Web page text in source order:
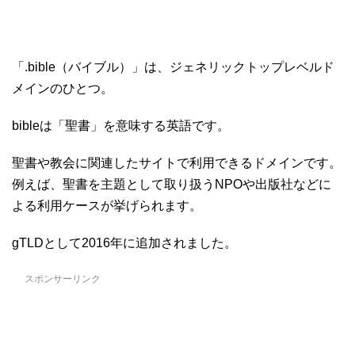
「.bible（バイブル）」は、ジェネリックトップレベルド
メインのひとつ。
bibleは「聖書」を意味する英語です。
聖書や教会に関連したサイトで利用できるドメインです。
例えば、聖書を主題として取り扱うNPOや出版社などに
よる利用ケースが挙げられます。
gTLDとして2016年に追加されました。
スポンサーリンク